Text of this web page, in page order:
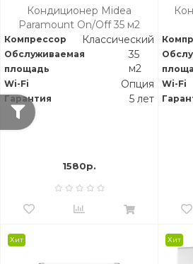
Кондиционер Midea
Paramount On/Off 35 м2
Компрессор Классический
Обслуживаемая
площадь
35
м2
Wi-Fi Опция
Гарантия 5 лет
1580р.
Wi-Fi
Хит Хит